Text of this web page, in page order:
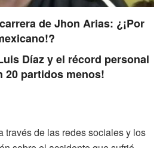
de Jhon Arias: ¿¡Por
Díaz y el récord personal
partidos menos!
través de las redes sociales y los